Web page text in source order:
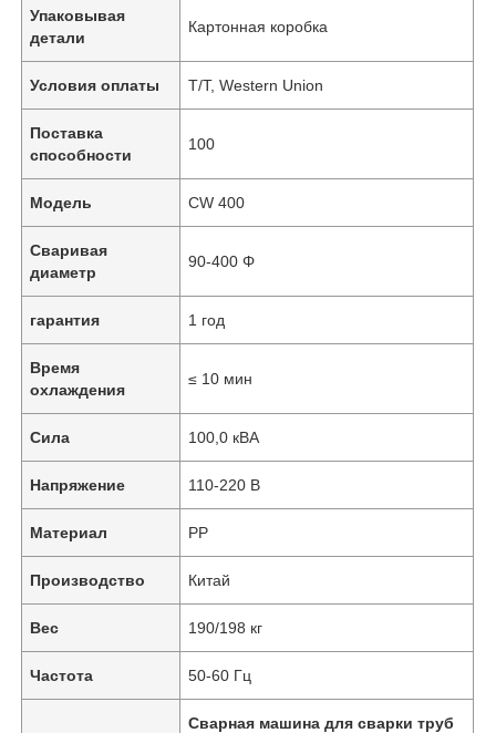
Упаковывая
детали
Картонная коробка
Условия оплаты T/T, Western Union
Поставка
способности
100
Модель CW 400
Сваривая
диаметр
90-400 Φ
гарантия 1 год
Время
охлаждения
≤ 10 мин
Сила 100,0 кВА
Напряжение 110-220 В
Материал PP
Производство Китай
Вес 190/198 кг
Частота 50-60 Гц
Сварная машина для сварки труб